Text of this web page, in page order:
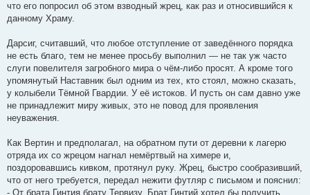
что его попросил об этом взводный жрец, как раз и относившийся к
данному Храму.
Дарсиг, считавший, что любое отступление от заведённого порядка
не есть благо, тем не менее просьбу выполнил — не так уж часто
слуги повелителя загробного мира о чём-либо просят. А кроме того
упомянутый Наставник был одним из тех, кто стоял, можно сказать,
у колыбели Тёмной Гвардии. У её истоков. И пусть он сам давно уже
не принадлежит миру живых, это не повод для проявления
неуважения.
Как Вертин и предполагал, на обратном пути от деревни к лагерю
отряда их со жрецом нагнал немёртвый на химере и,
поздоровавшись кивком, протянул руку. Жрец, быстро сообразивший,
что от него требуется, передал нежити футляр с письмом и пояснил:
- От брата Гинтия брату Тервизу. Брат Гинтий хотел бы получить